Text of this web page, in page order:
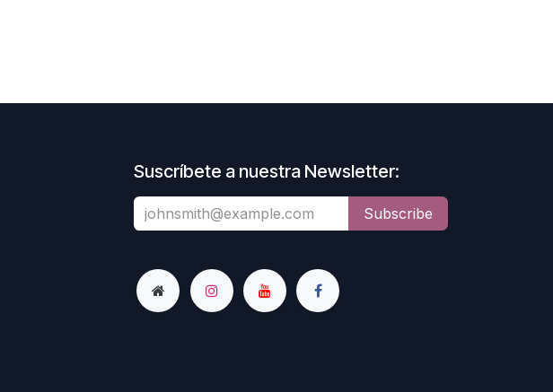
Suscríbete a nuestra Newsletter:
Subscribe